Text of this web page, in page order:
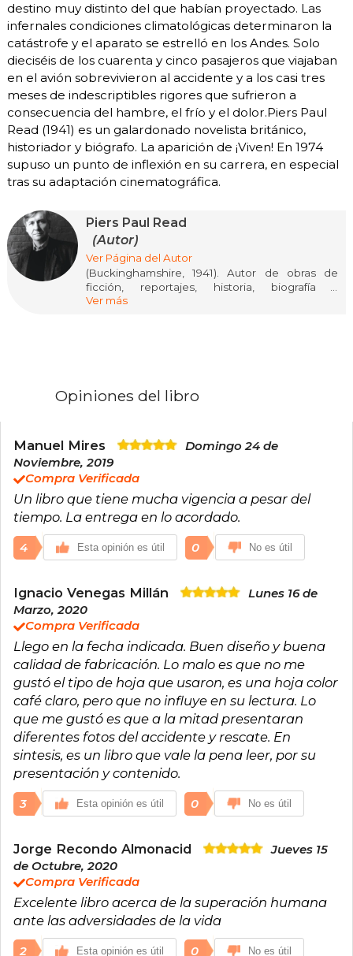
destino muy distinto del que habían proyectado. Las
infernales condiciones climatológicas determinaron la
catástrofe y el aparato se estrelló en los Andes. Solo
dieciséis de los cuarenta y cinco pasajeros que viajaban
en el avión sobrevivieron al accidente y a los casi tres
meses de indescriptibles rigores que sufrieron a
consecuencia del hambre, el frío y el dolor.Piers Paul
Read (1941) es un galardonado novelista británico,
historiador y biógrafo. La aparición de ¡Viven! En 1974
supuso un punto de inflexión en su carrera, en especial
tras su adaptación cinematográfica.
Piers Paul Read
(Autor)
Ver Página del Autor
(Buckinghamshire, 1941). Autor de obras de
ficción, reportajes, historia, biografía y
periodismo. Al principio de su carrera, Read
Ver más
Opiniones del libro
Manuel Mires
Domingo 24 de
Noviembre, 2019
Compra Verificada
Un libro que tiene mucha vigencia a pesar del
tiempo. La entrega en lo acordado.
4 Esta opinión es útil 0 No es útil
Ignacio Venegas Millán
Lunes 16 de
Marzo, 2020
Compra Verificada
Llego en la fecha indicada. Buen diseño y buena
calidad de fabricación. Lo malo es que no me
gustó el tipo de hoja que usaron, es una hoja color
café claro, pero que no influye en su lectura. Lo
que me gustó es que a la mitad presentaran
diferentes fotos del accidente y rescate. En
sintesis, es un libro que vale la pena leer, por su
presentación y contenido.
3 Esta opinión es útil 0 No es útil
Jorge Recondo Almonacid
Jueves 15
de Octubre, 2020
Compra Verificada
Excelente libro acerca de la superación humana
ante las adversidades de la vida
2 Esta opinión es útil 0 No es útil